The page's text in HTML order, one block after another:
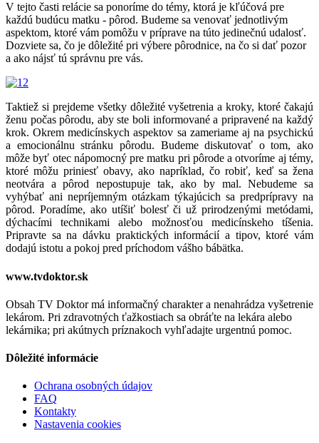
V tejto časti relácie sa ponoríme do témy, ktorá je kľúčová pre
každú budúcu matku - pôrod. Budeme sa venovať jednotlivým
aspektom, ktoré vám pomôžu v príprave na túto jedinečnú udalosť.
Dozviete sa, čo je dôležité pri výbere pôrodnice, na čo si dať pozor
a ako nájsť tú správnu pre vás.
Taktiež si prejdeme všetky dôležité vyšetrenia a kroky, ktoré čakajú
ženu počas pôrodu, aby ste boli informované a pripravené na každý
krok. Okrem medicínskych aspektov sa zameriame aj na psychickú
a emocionálnu stránku pôrodu. Budeme diskutovať o tom, ako
môže byť otec nápomocný pre matku pri pôrode a otvoríme aj témy,
ktoré môžu priniesť obavy, ako napríklad, čo robiť, keď sa žena
neotvára a pôrod nepostupuje tak, ako by mal. Nebudeme sa
vyhýbať ani nepríjemným otázkam týkajúcich sa predprípravy na
pôrod. Poradíme, ako utíšiť bolesť či už prirodzenými metódami,
dýchacími technikami alebo možnosťou medicínskeho tíšenia.
Pripravte sa na dávku praktických informácií a tipov, ktoré vám
dodajú istotu a pokoj pred príchodom vášho bábätka.
www.tvdoktor.sk
Obsah TV Doktor má informačný charakter a nenahrádza vyšetrenie
lekárom. Pri zdravotných ťažkostiach sa obráťte na lekára alebo
lekárnika; pri akútnych príznakoch vyhľadajte urgentnú pomoc.
Dôležité informácie
Ochrana osobných údajov
FAQ
Kontakty
Nastavenia cookies